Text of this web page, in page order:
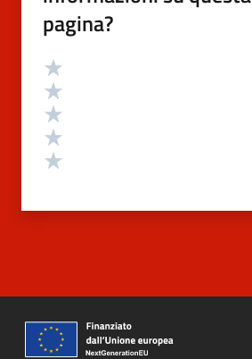
pagina?
Valutazione